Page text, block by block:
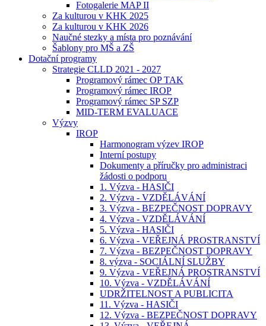
Fotogalerie MAP II
Za kulturou v KHK 2025
Za kulturou v KHK 2026
Naučné stezky a místa pro poznávání
Šablony pro MŠ a ZŠ
Dotační programy
Strategie CLLD 2021 - 2027
Programový rámec OP TAK
Programový rámec IROP
Programový rámec SP SZP
MID-TERM EVALUACE
Výzvy
IROP
Harmonogram výzev IROP
Interní postupy
Dokumenty a příručky pro administraci
žádosti o podporu
1. Výzva - HASIČI
2. Výzva - VZDĚLÁVÁNÍ
3. Výzva - BEZPEČNOST DOPRAVY
4. Výzva - VZDĚLÁVÁNÍ
5. Výzva - HASIČI
6. Výzva - VEŘEJNÁ PROSTRANSTVÍ
7. Výzva - BEZPEČNOST DOPRAVY
8. výzva - SOCIÁLNÍ SLUŽBY
9. Výzva - VEŘEJNÁ PROSTRANSTVÍ
10. Výzva - VZDĚLÁVÁNÍ
UDRŽITELNOST A PUBLICITA
11. Výzva - HASIČI
12. Výzva - BEZPEČNOST DOPRAVY